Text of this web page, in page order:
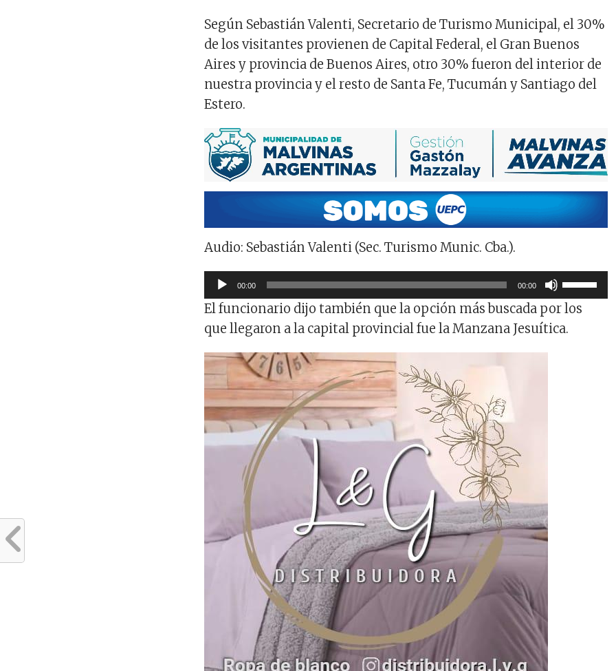
Según Sebastián Valenti, Secretario de Turismo Municipal, el 30%
de los visitantes provienen de Capital Federal, el Gran Buenos
Aires y provincia de Buenos Aires, otro 30% fueron del interior de
nuestra provincia y el resto de Santa Fe, Tucumán y Santiago del
Estero.
Audio: Sebastián Valenti (Sec. Turismo Munic. Cba.).
Reproductor
de
audio
00:00 00:00
Utiliza
las
teclas
de
El funcionario dijo también que la opción más buscada por los
que llegaron a la capital provincial fue la Manzana Jesuítica.